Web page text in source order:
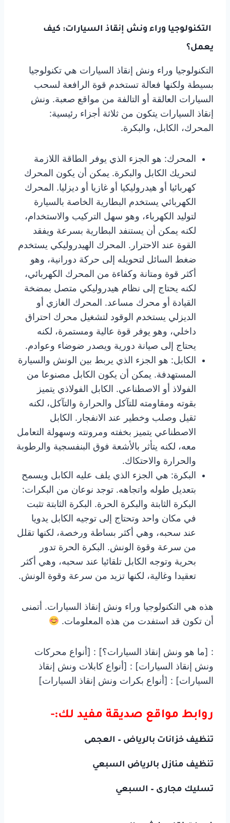
التكنولوجيا وراء ونش إنقاذ السيارات: كيف
يعمل؟
التكنولوجيا وراء ونش إنقاذ السيارات هي تكنولوجيا
بسيطة ولكنها فعالة تستخدم قوة الرافعة لسحب
السيارات العالقة أو التالفة من مواقع صعبة. ونش
إنقاذ السيارات يتكون من ثلاثة أجزاء رئيسية:
المحرك، الكابل، والبكرة.
المحرك: هو الجزء الذي يوفر الطاقة اللازمة
لتحريك الكابل والبكرة. يمكن أن يكون المحرك
كهربائيا أو هيدروليكيا أو غازيا أو ديزليا. المحرك
الكهربائي يستخدم البطارية الخاصة بالسيارة
لتوليد الكهرباء، وهو سهل التركيب والاستخدام،
لكنه يمكن أن يستنفد البطارية بسرعة ويفقد
القوة عند الاحترار. المحرك الهيدروليكي يستخدم
ضغط السائل لتحويله إلى حركة دورانية، وهو
أكثر قوة ومتانة وكفاءة من المحرك الكهربائي،
لكنه يحتاج إلى نظام هيدروليكي متصل بمضخة
القيادة أو محرك مساعد. المحرك الغازي أو
الديزلي يستخدم الوقود لتشغيل محرك احتراق
داخلي، وهو يوفر قوة عالية ومستمرة، لكنه
يحتاج إلى صيانة دورية ويصدر ضوضاء وعوادم.
الكابل: هو الجزء الذي يربط بين الونش والسيارة
المستهدفة. يمكن أن يكون الكابل مصنوعا من
الفولاذ أو الاصطناعي. الكابل الفولاذي يتميز
بقوته ومقاومته للتآكل والحرارة والتآكل، لكنه
ثقيل وصلب وخطير عند الانفجار. الكابل
الاصطناعي يتميز بخفته ومرونته وسهولة التعامل
معه، لكنه يتأثر بالأشعة فوق البنفسجية والرطوبة
والحرارة والاحتكاك.
البكرة: هي الجزء الذي يلف عليه الكابل ويسمح
بتعديل طوله واتجاهه. توجد نوعان من البكرات:
البكرة الثابتة والبكرة الحرة. البكرة الثابتة تثبت
في مكان واحد وتحتاج إلى توجيه الكابل يدويا
عند سحبه، وهي أكثر بساطة ورخصة، لكنها تقلل
من سرعة وقوة الونش. البكرة الحرة تدور
بحرية وتوجه الكابل تلقائيا عند سحبه، وهي أكثر
تعقيدا وغالية، لكنها تزيد من سرعة وقوة الونش.
هذه هي التكنولوجيا وراء ونش إنقاذ السيارات. أتمنى
أن تكون قد استفدت من هذه المعلومات.
: [ما هو ونش إنقاذ السيارات؟] : [أنواع محركات
ونش إنقاذ السيارات] : [أنواع كابلات ونش إنقاذ
السيارات] : [أنواع بكرات ونش إنقاذ السيارات]
روابط مواقع صديقة مفيد لك:-
تنظيف خزانات بالرياض – العجمى
تنظيف منازل بالرياض السبعي
تسليك مجارى – السبعي